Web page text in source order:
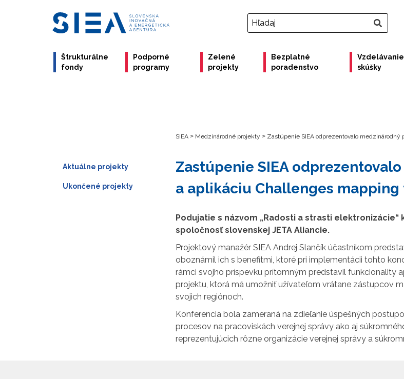
Štrukturálne
fondy
Podporné
programy
Zelené
projekty
Bezplatné
poradenstvo
skúšky
SIEA > Medzinárodné projekty > Zastúpenie SIEA odprezentovalo medzinárodný
Zastúpenie SIEA
a aplikáciu Challenges
Podujatie s názvom „Radosti a strasti elektronizácie“
spoločnosť slovenskej JETA Aliancie.
Projektový manažér SIEA Andrej Slančík účastníkom
oboznámil ich s benefitmi, ktoré pri implementácii tohto
rámci svojho príspevku prítomným predstavil funkcionality
projektu, ktorá má umožniť užívateľom vrátane zástupcov
svojich regiónoch.
Konferencia bola zameraná na zdieľanie úspešných
procesov na pracoviskách verejnej správy ako aj
reprezentujúcich rôzne organizácie verejnej správy a
Aktuálne projekty
Ukončené projekty